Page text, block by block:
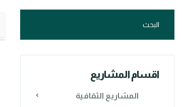
اقسام المشاريع
المشاريع الثقافية